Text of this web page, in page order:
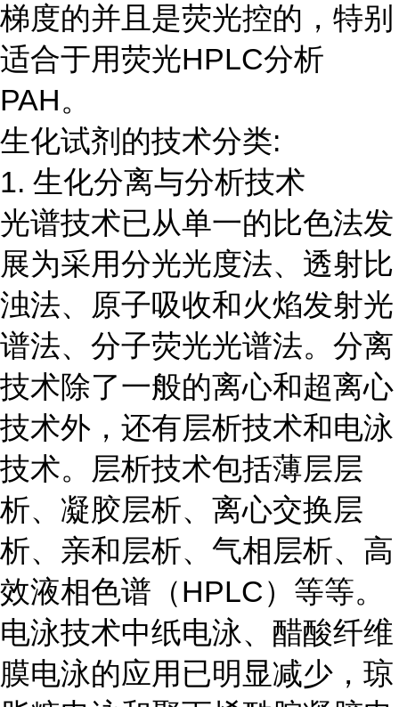
梯度的并且是荧光控的，特别
适合于用荧光HPLC分析
PAH。
生化试剂的技术分类:
1. 生化分离与分析技术
光谱技术已从单一的比色法发
展为采用分光光度法、透射比
浊法、原子吸收和火焰发射光
谱法、分子荧光光谱法。分离
技术除了一般的离心和超离心
技术外，还有层析技术和电泳
技术。层析技术包括薄层层
析、凝胶层析、离心交换层
析、亲和层析、气相层析、高
效液相色谱（HPLC）等等。
电泳技术中纸电泳、醋酸纤维
膜电泳的应用已明显减少，琼